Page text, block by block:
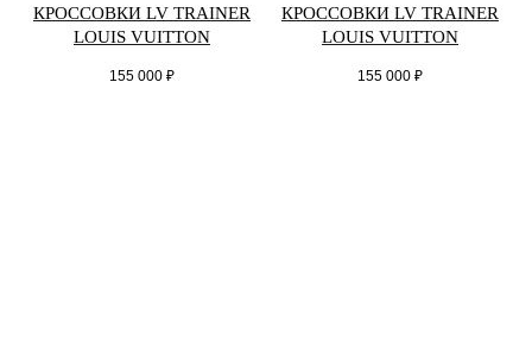
КРОССОВКИ LV TRAINER
LOUIS VUITTON
155 000 ₽
КРОССОВКИ LV TRAINER
LOUIS VUITTON
155 000 ₽